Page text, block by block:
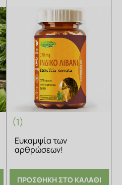
(1)
Ευκαμψία των
αρθρώσεων!
ΠΡΟΣΘΗΚΗ ΣΤΟ ΚΑΛΑΘΙ